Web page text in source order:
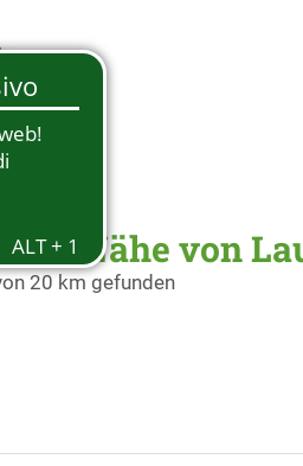
Nähe von
20 km gefunden